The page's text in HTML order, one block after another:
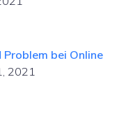
bei Online
2021